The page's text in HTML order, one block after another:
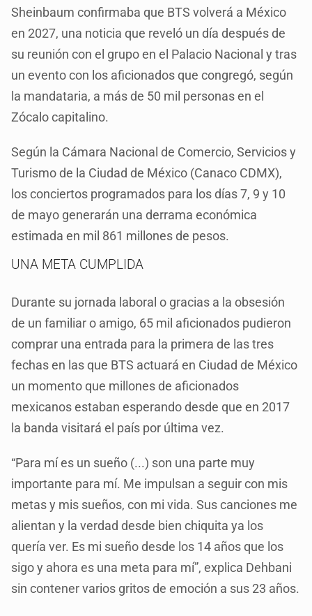
Sheinbaum confirmaba que BTS volverá a México
en 2027, una noticia que reveló un día después de
su reunión con el grupo en el Palacio Nacional y tras
un evento con los aficionados que congregó, según
la mandataria, a más de 50 mil personas en el
Zócalo capitalino.
Según la Cámara Nacional de Comercio, Servicios y
Turismo de la Ciudad de México (Canaco CDMX),
los conciertos programados para los días 7, 9 y 10
de mayo generarán una derrama económica
estimada en mil 861 millones de pesos.
UNA META CUMPLIDA
Durante su jornada laboral o gracias a la obsesión
de un familiar o amigo, 65 mil aficionados pudieron
comprar una entrada para la primera de las tres
fechas en las que BTS actuará en Ciudad de México
un momento que millones de aficionados
mexicanos estaban esperando desde que en 2017
la banda visitará el país por última vez.
“Para mí es un sueño (...) son una parte muy
importante para mí. Me impulsan a seguir con mis
metas y mis sueños, con mi vida. Sus canciones me
alientan y la verdad desde bien chiquita ya los
quería ver. Es mi sueño desde los 14 años que los
sigo y ahora es una meta para mí”, explica Dehbani
sin contener varios gritos de emoción a sus 23 años.